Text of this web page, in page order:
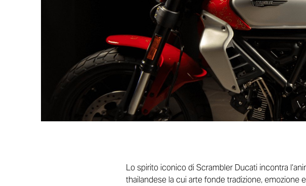
Lo spirito iconico di Scrambler Ducati incontra
thailandese la cui arte fonde tradizione, emozione